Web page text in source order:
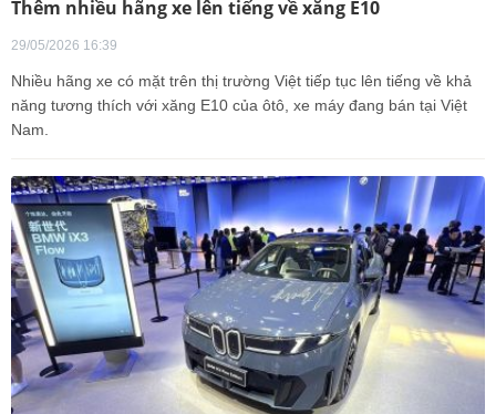
Thêm nhiều hãng xe lên tiếng về xăng E10
29/05/2026 16:39
Nhiều hãng xe có mặt trên thị trường Việt tiếp tục lên tiếng về khả
năng tương thích với xăng E10 của ôtô, xe máy đang bán tại Việt
Nam.